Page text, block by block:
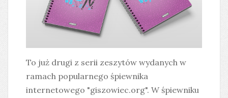
To już drugi z serii zeszytów wydanych w
ramach popularnego śpiewnika
internetowego "giszowiec.org". W śpiewniku